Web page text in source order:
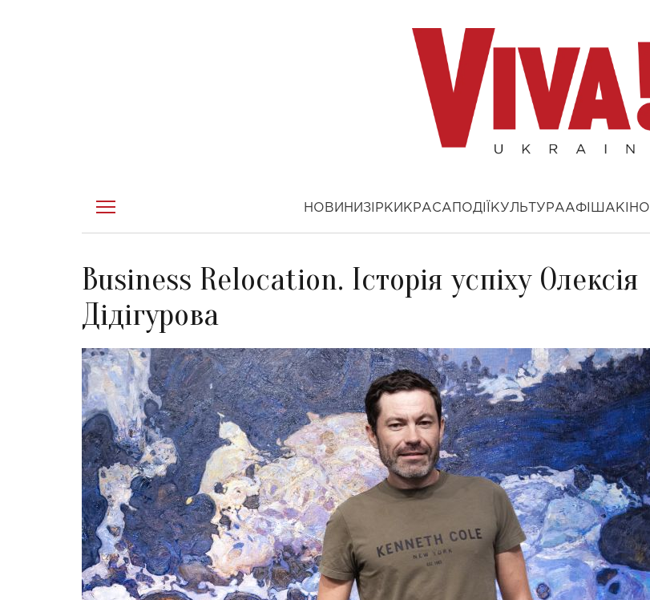
НОВИНИ ЗІРКИ КРАСА ПОДІЇ КУЛЬТУРААФІША КІНО
Business Relocation. Історія успіху Олексія
Дідігурова